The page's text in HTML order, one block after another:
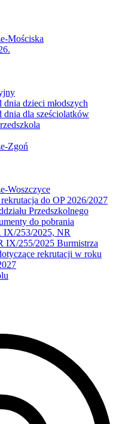
Mościska
dnia dzieci młodszych
dnia dla sześciolatków
Zgoń
Woszczyce
do OP 2026/2027
Przedszkolnego
do pobrania
IX/253/2025, NR
IX/255/2025 Burmistrza
rekrutacji w roku